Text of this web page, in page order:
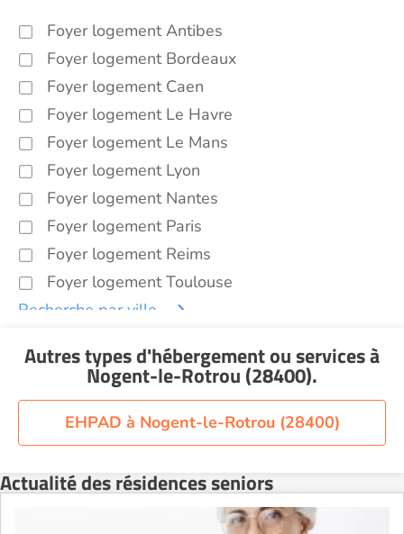
Foyer logement Antibes
Foyer logement Bordeaux
Foyer logement Caen
Foyer logement Le Havre
Foyer logement Le Mans
Foyer logement Lyon
Foyer logement Nantes
Foyer logement Paris
Foyer logement Reims
Foyer logement Toulouse
Recherche par ville
Autres types d'hébergement ou servicesà
Nogent-le-Rotrou (28400).
EHPAD à Nogent-le-Rotrou (28400)
Actualité des résidences seniors